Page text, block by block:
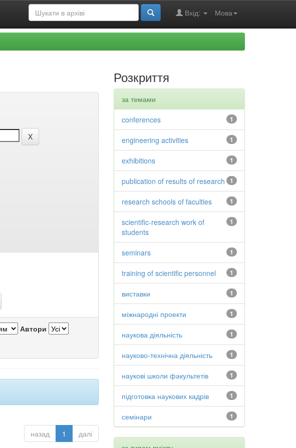
Мова
Вхід:
Автори
назад 1 далі
Розкриття
за темами
1
conferences
1
engineering activities
1
exhibitions
1
publication of results of research
1
research schools of faculties
1
scientific-research work of
students
1
seminars
1
training of scientific personnel
1
виставки
1
міжнародні проекти
1
наукова діяльність
1
науково-технічна діяльність
1
наукові школи факультетів
1
підготовка наукових кадрів
1
семінари